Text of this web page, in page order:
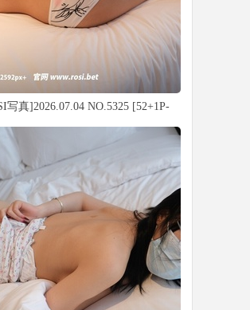
写真]2026.07.04 NO.5325 [52+1P-